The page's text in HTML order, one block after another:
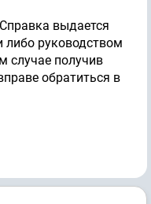
выдается
либо руководством
случае получив
обратиться в